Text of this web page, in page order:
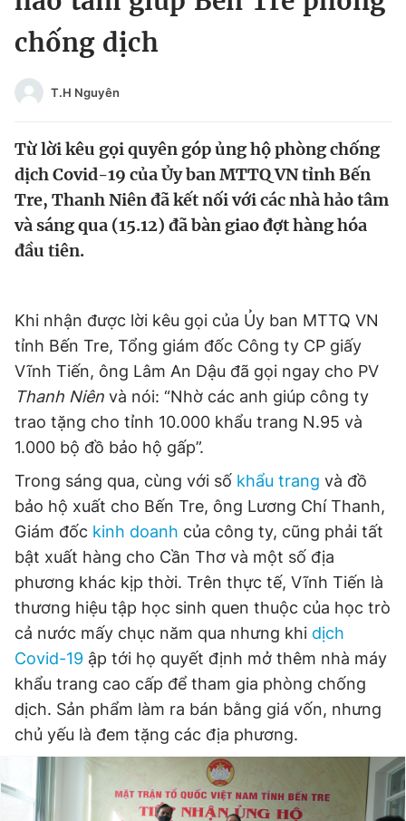
Chuyên mục khác
Chào ngày mới
Video Magazine
Sản phẩm khác
Thông tin tòa soạn Liên hệ quảng cáo
Đọc Thanh Niên trên điện thoại
Theo dõi báo trên
Hotline
0906 645 777
Liên hệ quảng cáo
0908 780 404
Đặt báo Quảng cáo RSS Tòa soạn Chính sách bảo
Tổng biên tập: Nguyễn Ngọc Toàn
Phó tổng biên tập: Lâm Hiếu Dũng
Phó tổng biên tập: Trần Việt Hưng
Tổng thư ký tòa soạn: Đức Trung
Tin đã xem
Đăng xuất
chống dịch
T.H Nguyên
Từ lời kêu gọi quyên góp ủng hộ phòng chống
dịch Covid-19 của Ủy ban MTTQ VN tỉnh Bến
Tre, Thanh Niên đã kết nối với các nhà hảo tâm
và sáng qua (15.12) đã bàn giao đợt hàng hóa
đầu tiên.
Khi nhận được lời kêu gọi của Ủy ban MTTQ VN
tỉnh Bến Tre, Tổng giám đốc Công ty CP giấy
Vĩnh Tiến, ông Lâm An Dậu đã gọi ngay cho PV
Thanh Niên và nói: “Nhờ các anh giúp công ty
trao tặng cho tỉnh 10.000 khẩu trang N.95 và
1.000 bộ đồ bảo hộ gấp”.
Trong sáng qua, cùng với số khẩu trang và đồ
bảo hộ xuất cho Bến Tre, ông Lương Chí Thanh,
Giám đốc kinh doanh của công ty, cũng phải tất
bật xuất hàng cho Cần Thơ và một số địa
phương khác kịp thời. Trên thực tế, Vĩnh Tiến là
thương hiệu tập học sinh quen thuộc của học trò
cả nước mấy chục năm qua nhưng khi dịch
Covid-19 ập tới họ quyết định mở thêm nhà máy
khẩu trang cao cấp để tham gia phòng chống
dịch. Sản phẩm làm ra bán bằng giá vốn, nhưng
chủ yếu là đem tặng các địa phương.